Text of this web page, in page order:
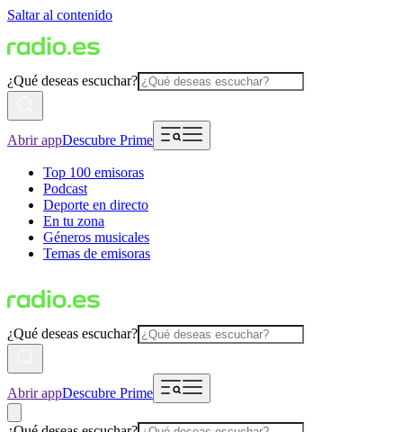
Saltar al contenido
¿Qué deseas escuchar?
Abrir appDescubre Prime
Top 100 emisoras
Podcast
Deporte en directo
En tu zona
Géneros musicales
Temas de emisoras
¿Qué deseas escuchar?
Abrir appDescubre Prime